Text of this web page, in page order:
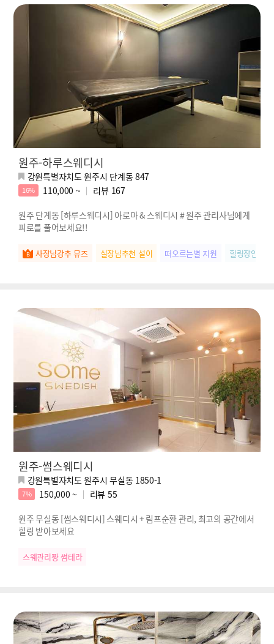
원주-하루스웨디시
강원특별자치도 원주시 단계동 847
16% 110,000 ~ 리뷰 167
원주 단계동 [하루스웨디시] 아로마 & 스웨디시 # 원주 관리사님에게
피로를 풀어보세요!!
사장님강추 뮤즈 실장님추천 설이 떠오르는별 지원 힐링장인 라라
원주-썸스웨디시
강원특별자치도 원주시 무실동 1850-1
7% 150,000 ~ 리뷰 55
원주 무실동 [썸스웨디시] 스웨디시 + 림프순환 관리, 최고의 공간에서
힐링 받아보세요
스웨관리짱 썸테라